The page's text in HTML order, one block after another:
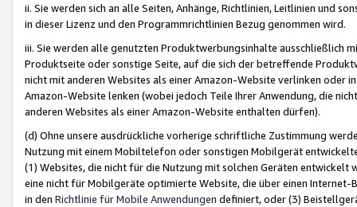
ii. Sie werden sich an alle Seiten, Anhänge, Richtlinien, Leitlinien und
in dieser Lizenz und den Programmrichtlinien Bezug genommen wird.
iii. Sie werden alle genutzten Produktwerbungsinhalte ausschließlich
Produktseite oder sonstige Seite, auf die sich der betreffende
nicht mit anderen Websites als einer Amazon-Website verlinken oder
Amazon-Website lenken (wobei jedoch Teile Ihrer Anwendung, die
anderen Websites als einer Amazon-Website enthalten dürfen).
(d) Ohne unsere ausdrückliche vorherige schriftliche Zustimmung
Nutzung mit einem Mobiltelefon oder sonstigen Mobilgerät
(1) Websites, die nicht für die Nutzung mit solchen Geräten
eine nicht für Mobilgeräte optimierte Website, die über einen
in den Richtlinie für Mobile Anwendungen definiert, oder (3)